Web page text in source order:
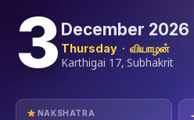
3 December 2026
Thursday · வியாழன்
Karthigai 17, Subhakrit
NAKSHATRA